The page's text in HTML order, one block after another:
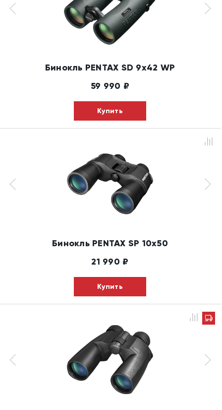
Бинокль PENTAX SD 9x42 WP
59 990 ₽
Купить
Бинокль PENTAX SP 10x50
21 990 ₽
Купить